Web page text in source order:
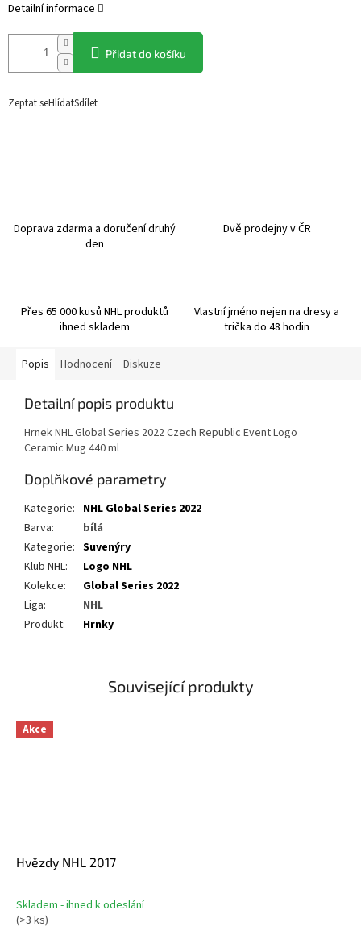
Přidat do košíku
Detailní informace
Zeptat seHlídatSdílet
Doprava zdarma a doručení druhý
den
Dvě prodejny v ČR
Přes 65 000 kusů NHL produktů
ihned skladem
Vlastní jméno nejen na dresy a
trička do 48 hodin
Související produkty
Akce
Hvězdy NHL 2017
Průměrné
hodnocení
Skladem - ihned k odeslání
(>3 ks)
Popis Hodnocení Diskuze
Detailní popis produktu
Hrnek NHL Global Series 2022 Czech Republic Event Logo
Ceramic Mug 440 ml
Doplňkové parametry
Kategorie: NHL Global Series 2022
Barva:
bílá
Kategorie: Suvenýry
Klub NHL:
Logo NHL
Kolekce:
Global Series 2022
Liga:
NHL
Produkt: Hrnky